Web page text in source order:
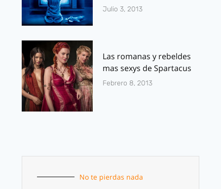
Julio 3, 2013
Las romanas y rebeldes
mas sexys de Spartacus
Febrero 8, 2013
No te pierdas nada